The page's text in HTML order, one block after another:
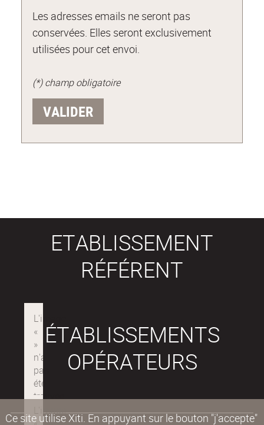
Ce site utilise Xiti. En appuyant sur le bouton "j'accepte"
Les adresses emails ne seront pas
conservées. Elles seront exclusivement
utilisées pour cet envoi.
(*) champ obligatoire
ETABLISSEMENT
RÉFÉRENT
ÉTABLISSEMENTS
OPÉRATEURS